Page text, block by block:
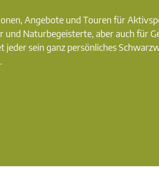
Angebote und Touren für
und Naturbegeisterte, aber auch für
jeder sein ganz persönliches